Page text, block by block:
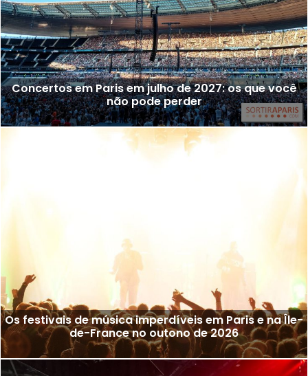
Concertos em Paris em julho de 2027: os que você
não pode perder
Os festivais de música imperdíveis em Paris e na Île-
de-France no outono de 2026